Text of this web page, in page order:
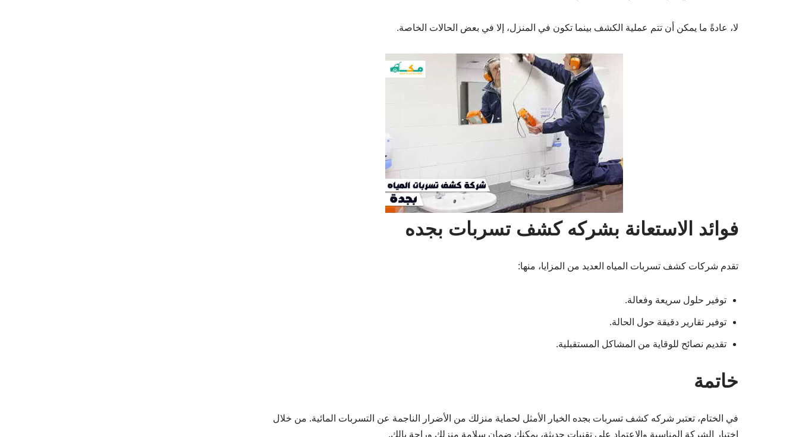
لا، عادةً ما يمكن أن تتم عملية الكشف بينما تكون في المنزل، إلا في بعض الحالات الخاصة.
فوائد الاستعانة بشركه كشف تسربات بجده
تقدم شركات كشف تسربات المياه العديد من المزايا، منها:
توفير حلول سريعة وفعالة.
توفير تقارير دقيقة حول الحالة.
تقديم نصائح للوقاية من المشاكل المستقبلية.
خاتمة
في الختام، تعتبر شركه كشف تسربات بجده الخيار الأمثل لحماية منزلك من الأضرار الناجمة عن التسربات المائية. من خلال
اختيار الشركة المناسبة والاعتماد على تقنيات حديثة، يمكنك ضمان سلامة منزلك وراحة بالك.